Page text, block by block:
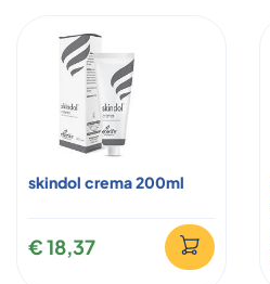
skindol crema 200ml
€ 18,37